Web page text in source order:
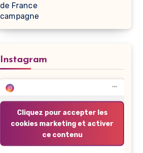
de France
campagne
Instagram
Cliquez pour accepter les
cookies marketing et activer
ce contenu